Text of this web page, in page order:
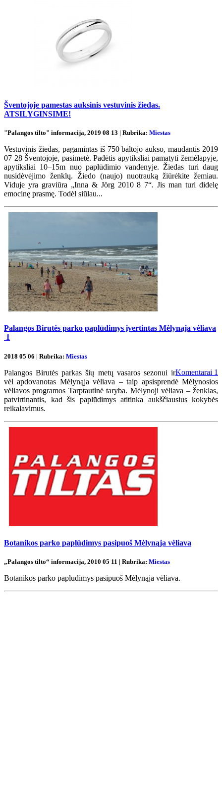
Šventojoje pamestas auksinis vestuvinis žiedas.
ATSILYGINSIME!
"Palangos tilto" informacija, 2019 08 13 | Rubrika: Miestas
Vestuvinis žiedas, pagamintas iš 750 baltojo aukso, maudantis 2019
07 28 Šventojoje, pasimetė. Padėtis apytiksliai pamatyti žemėlapyje,
apytiksliai 10–15m nuo paplūdimio vandenyje. Žiedas turi daug
nusidėvėjimo ženklų. Žiedo (naujo) nuotrauką žiūrėkite žemiau.
Viduje yra graviūra „Inna & Jörg 2010 8 7“. Jis man turi didelę
emocinę prasmę. Todėl siūlau...
Palangos Birutės parko paplūdimys įvertintas Mėlynąja vėliava
1
2018 05 06 | Rubrika: Miestas
Komentarai 1
Palangos Birutės parkas šių metų vasaros sezonui ir
vėl apdovanotas Mėlynąja vėliava – taip apsisprendė Mėlynosios
vėliavos programos Tarptautinė taryba. Mėlynoji vėliava – ženklas,
patvirtinantis, kad šis paplūdimys atitinka aukščiausius kokybės
reikalavimus.
Botanikos parko paplūdimys pasipuoš Mėlynąja vėliava
„Palangos tilto“ informacija, 2010 05 11 | Rubrika: Miestas
Botanikos parko paplūdimys pasipuoš Mėlynąja vėliava.